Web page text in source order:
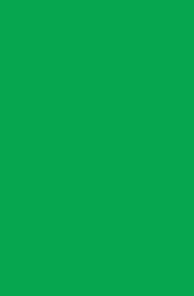
90W halogen - flad
90W halogen - flad
belysning, Spotlights &
Spotlights &